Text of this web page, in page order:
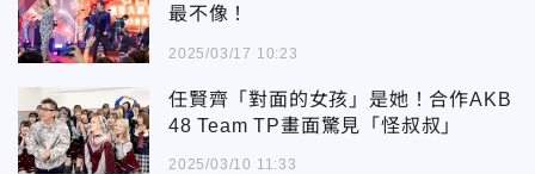
最不像！
2025/03/17 10:23
任賢齊「對面的女孩」是她！合作AKB
48 Team TP畫面驚見「怪叔叔」
2025/03/10 11:33